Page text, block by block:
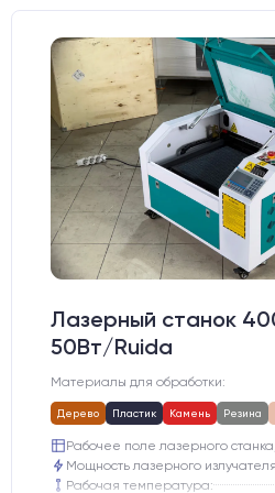
Лазерный станок
50Вт/Ruida
Материалы для обработки:
Дерево Пластик Камень Резина
Рабочее поле лазерного
Мощность лазерного
Рабочая температура: